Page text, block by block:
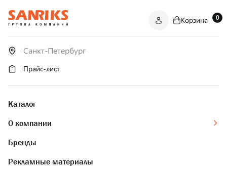
ОПТОМ
И В РОЗНИЦУ
Корзина 0
Прайс-лист
Каталог
О компании
Бренды
Рекламные материалы